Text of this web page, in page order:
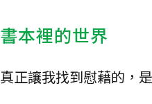
書本裡的世界
真正讓我找到慰藉的，